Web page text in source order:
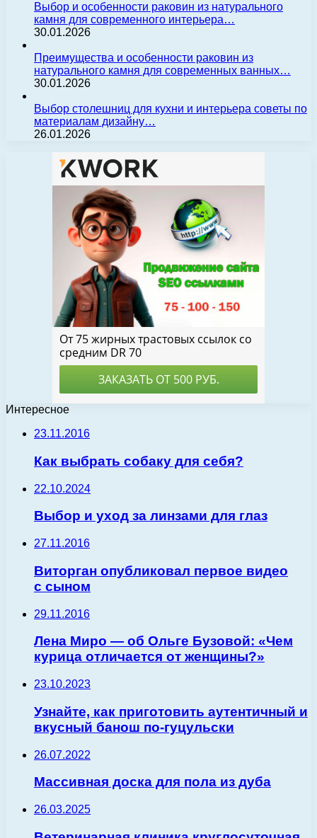
Выбор и особенности раковин из натурального
камня для современного интерьера…
30.01.2026
Преимущества и особенности раковин из
натурального камня для современных ванных…
30.01.2026
Выбор столешниц для кухни и интерьера советы по
материалам дизайну…
26.01.2026
Интересное
23.11.2016
Как выбрать собаку для себя?
22.10.2024
Выбор и уход за линзами для глаз
27.11.2016
Виторган опубликовал первое видео
с сыном
29.11.2016
Лена Миро — об Ольге Бузовой: «Чем
курица отличается от женщины?»
23.10.2023
Узнайте, как приготовить аутентичный и
вкусный банош по-гуцульски
26.07.2022
Массивная доска для пола из дуба
26.03.2025